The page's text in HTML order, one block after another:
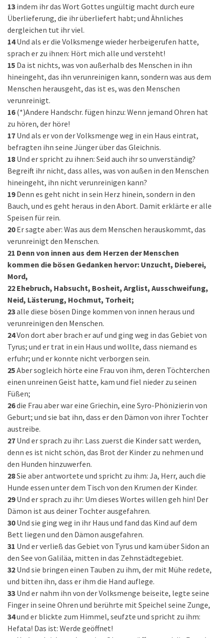
13 indem ihr das Wort Gottes ungültig macht durch eure
Überlieferung, die ihr überliefert habt; und Ähnliches
dergleichen tut ihr viel.
14 Und als er die Volksmenge wieder herbeigerufen hatte,
sprach er zu ihnen: Hört mich alle und versteht!
15 Da ist nichts, was von außerhalb des Menschen in ihn
hineingeht, das ihn verunreinigen kann, sondern was aus dem
Menschen herausgeht, das ist es, was den Menschen
verunreinigt.
16 (*)Andere Handschr. fügen hinzu: Wenn jemand Ohren hat
zu hören, der höre!
17 Und als er von der Volksmenge weg in ein Haus eintrat,
befragten ihn seine Jünger über das Gleichnis.
18 Und er spricht zu ihnen: Seid auch ihr so unverständig?
Begreift ihr nicht, dass alles, was von außen in den Menschen
hineingeht, ihn nicht verunreinigen kann?
19 Denn es geht nicht in sein Herz hinein, sondern in den
Bauch, und es geht heraus in den Abort. Damit erklärte er alle
Speisen für rein.
20 Er sagte aber: Was aus dem Menschen herauskommt, das
verunreinigt den Menschen.
21 Denn von innen aus dem Herzen der Menschen
kommen die bösen Gedanken hervor: Unzucht, Dieberei,
Mord,
22 Ehebruch, Habsucht, Bosheit, Arglist, Ausschweifung,
Neid, Lästerung, Hochmut, Torheit;
23alle diese bösen Dinge kommen von innen heraus und
verunreinigen den Menschen.
24Von dort aber brach er auf und ging weg in das Gebiet von
Tyrus; und er trat in ein Haus und wollte, dass niemand es
erfuhr; und er konnte nicht verborgen sein.
25Aber sogleich hörte eine Frau von ihm, deren Töchterchen
einen unreinen Geist hatte, kam und fiel nieder zu seinen
Füßen;
26die Frau aber war eine Griechin, eine Syro-Phönizierin von
Geburt; und sie bat ihn, dass er den Dämon von ihrer Tochter
austreibe.
27 Und er sprach zu ihr: Lass zuerst die Kinder satt werden,
denn es ist nicht schön, das Brot der Kinder zu nehmen und
den Hunden hinzuwerfen.
28Sie aber antwortete und spricht zu ihm: Ja, Herr, auch die
Hunde essen unter dem Tisch von den Krumen der Kinder.
29 Und er sprach zu ihr: Um dieses Wortes willen geh hin! Der
Dämon ist aus deiner Tochter ausgefahren.
30 Und sie ging weg in ihr Haus und fand das Kind auf dem
Bett liegen und den Dämon ausgefahren.
31 Und er verließ das Gebiet von Tyrus und kam über Sidon an
den See von Galiläa, mitten in das Zehnstädtegebiet.
32 Und sie bringen einen Tauben zu ihm, der mit Mühe redete,
und bitten ihn, dass er ihm die Hand auflege.
33 Und er nahm ihn von der Volksmenge beiseite, legte seine
Finger in seine Ohren und berührte mit Speichel seine Zunge,
34und er blickte zum Himmel, seufzte und spricht zu ihm:
Hefata! Das ist: Werde geöffnet!